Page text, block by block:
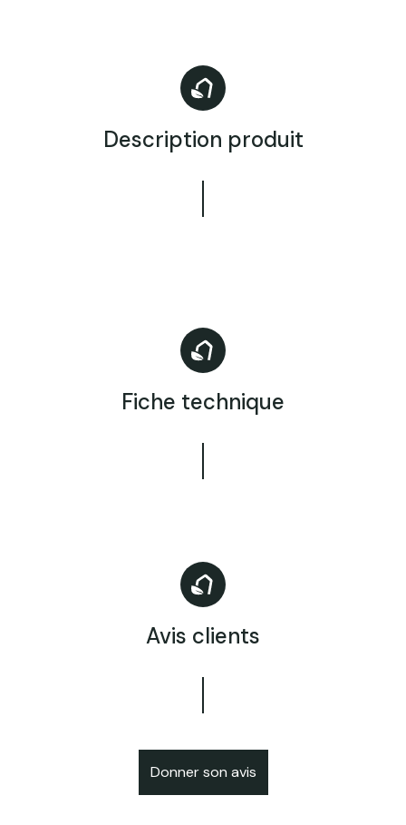
Description produit
Fiche technique
Avis clients
Donner son avis